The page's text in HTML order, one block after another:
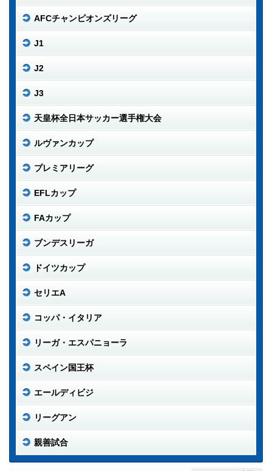
AFCチャンピオンズリーグ
J1
J2
J3
天皇杯全日本サッカー選手権大会
ルヴァンカップ
プレミアリーグ
EFLカップ
FAカップ
ブンデスリーガ
ドイツカップ
セリエA
コッパ・イタリア
リーガ・エスパニョーラ
スペイン国王杯
エールディビジ
リーグアン
親善試合